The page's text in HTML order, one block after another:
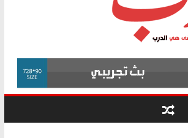
أين؟
حزب التحالف الشعبي يطلق لجنة “الحق
في الصحة” بالإسكندرية لرصد الانتهاكات
ودعم المرضى
الوزاري لمدينة الصحفيين.. وانتهاء أعمال
إنشاء المبنى الإداري
المجلس القومي لحقوق الإنسان يعلن
متابعة قضية الدكتور محمد زهران.. ويؤكد:
قرينة البراءة وضمانات المحاكمة العادلة